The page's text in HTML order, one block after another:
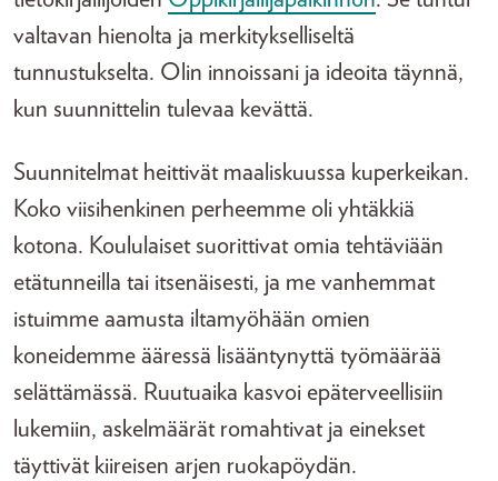
valtavan hienolta ja merkitykselliseltä
tunnustukselta. Olin innoissani ja ideoita täynnä,
kun suunnittelin tulevaa kevättä.
Suunnitelmat heittivät maaliskuussa kuperkeikan.
Koko viisihenkinen perheemme oli yhtäkkiä
kotona. Koululaiset suorittivat omia tehtäviään
etätunneilla tai itsenäisesti, ja me vanhemmat
istuimme aamusta iltamyöhään omien
koneidemme ääressä lisääntynyttä työmäärää
selättämässä. Ruutuaika kasvoi epäterveellisiin
lukemiin, askelmäärät romahtivat ja einekset
täyttivät kiireisen arjen ruokapöydän.